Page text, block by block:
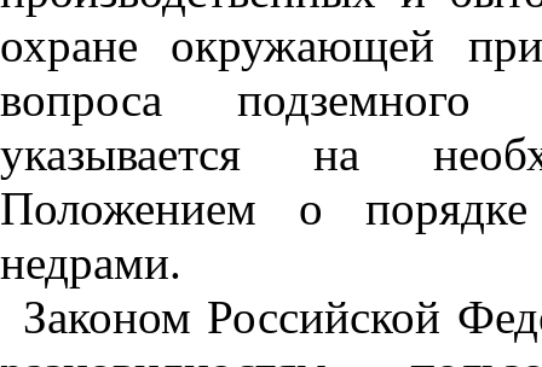
охране окружающей
вопроса подземного
указывается на
Положением о порядке
недрами.
Законом Российской